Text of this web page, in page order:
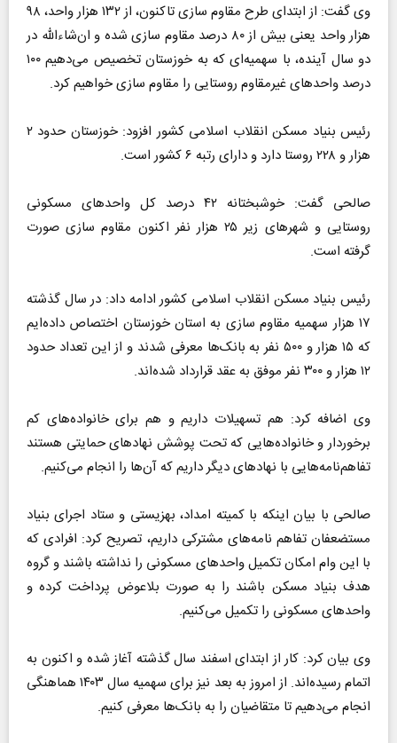
وی گفت: از ابتدای طرح مقاوم سازی تاکنون، از ۱۳۲ هزار واحد، ۹۸
هزار واحد یعنی بیش از ۸۰ درصد مقاوم سازی شده و ان‌شاءالله در
دو سال آینده، با سهمیه‌ای که به خوزستان تخصیص می‌دهیم ۱۰۰
درصد واحد‌های غیرمقاوم روستایی را مقاوم سازی خواهیم کرد.
رئیس بنیاد مسکن انقلاب اسلامی کشور افزود: خوزستان حدود ۲
هزار و ۲۲۸ روستا دارد و دارای رتبه ۶ کشور است.
صالحی گفت: خوشبختانه ۴۲ درصد کل واحد‌های مسکونی
روستایی و شهر‌های زیر ۲۵ هزار نفر اکنون مقاوم سازی صورت
گرفته است.
رئیس بنیاد مسکن انقلاب اسلامی کشور ادامه داد: در سال گذشته
۱۷ هزار سهمیه مقاوم سازی به استان خوزستان اختصاص داده‌ایم
که ۱۵ هزار و ۵۰۰ نفر به بانک‌ها معرفی شدند و از این تعداد حدود
۱۲ هزار و ۳۰۰ نفر موفق به عقد قرارداد شده‌اند.
وی اضافه کرد: هم تسهیلات داریم و هم برای خانواده‌های کم
برخوردار و خانواده‌هایی که تحت پوشش نهاد‌های حمایتی هستند
تفاهم‌نامه‌هایی با نهاد‌های دیگر داریم که آن‌ها را انجام می‌کنیم.
صالحی با بیان اینکه با کمیته امداد، بهزیستی و ستاد اجرای بنیاد
مستضعفان تفاهم نامه‌های مشترکی داریم، تصریح کرد: افرادی که
با این وام امکان تکمیل واحد‌های مسکونی را نداشته باشند و گروه
هدف بنیاد مسکن باشند را به صورت بلاعوض پرداخت کرده و
واحد‌های مسکونی را تکمیل می‌کنیم.
وی بیان کرد: کار از ابتدای اسفند سال گذشته آغاز شده و اکنون به
اتمام رسیده‌اند. از امروز به بعد نیز برای سهمیه سال ۱۴۰۳ هماهنگی
انجام می‌دهیم تا متقاضیان را به بانک‌ها معرفی کنیم.